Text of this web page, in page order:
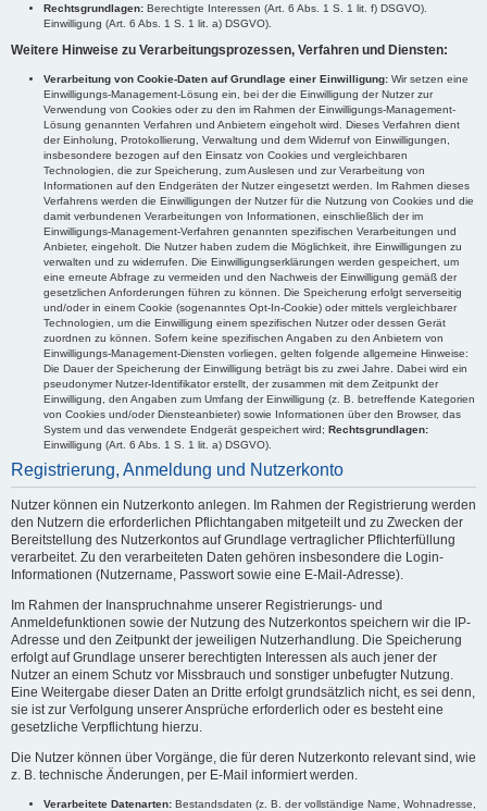
Rechtsgrundlagen: Berechtigte Interessen (Art. 6 Abs. 1 S. 1 lit. f) DSGVO).
Einwilligung (Art. 6 Abs. 1 S. 1 lit. a) DSGVO).
Weitere Hinweise zu Verarbeitungsprozessen, Verfahren und Diensten:
Verarbeitung von Cookie-Daten auf Grundlage einer Einwilligung: Wir setzen eine
Einwilligungs-Management-Lösung ein, bei der die Einwilligung der Nutzer zur
Verwendung von Cookies oder zu den im Rahmen der Einwilligungs-Management-
Lösung genannten Verfahren und Anbietern eingeholt wird. Dieses Verfahren dient
der Einholung, Protokollierung, Verwaltung und dem Widerruf von Einwilligungen,
insbesondere bezogen auf den Einsatz von Cookies und vergleichbaren
Technologien, die zur Speicherung, zum Auslesen und zur Verarbeitung von
Informationen auf den Endgeräten der Nutzer eingesetzt werden. Im Rahmen dieses
Verfahrens werden die Einwilligungen der Nutzer für die Nutzung von Cookies und die
damit verbundenen Verarbeitungen von Informationen, einschließlich der im
Einwilligungs-Management-Verfahren genannten spezifischen Verarbeitungen und
Anbieter, eingeholt. Die Nutzer haben zudem die Möglichkeit, ihre Einwilligungen zu
verwalten und zu widerrufen. Die Einwilligungserklärungen werden gespeichert, um
eine erneute Abfrage zu vermeiden und den Nachweis der Einwilligung gemäß der
gesetzlichen Anforderungen führen zu können. Die Speicherung erfolgt serverseitig
und/oder in einem Cookie (sogenanntes Opt-In-Cookie) oder mittels vergleichbarer
Technologien, um die Einwilligung einem spezifischen Nutzer oder dessen Gerät
zuordnen zu können. Sofern keine spezifischen Angaben zu den Anbietern von
Einwilligungs-Management-Diensten vorliegen, gelten folgende allgemeine Hinweise:
Die Dauer der Speicherung der Einwilligung beträgt bis zu zwei Jahre. Dabei wird ein
pseudonymer Nutzer-Identifikator erstellt, der zusammen mit dem Zeitpunkt der
Einwilligung, den Angaben zum Umfang der Einwilligung (z. B. betreffende Kategorien
von Cookies und/oder Diensteanbieter) sowie Informationen über den Browser, das
System und das verwendete Endgerät gespeichert wird; Rechtsgrundlagen:
Einwilligung (Art. 6 Abs. 1 S. 1 lit. a) DSGVO).
Registrierung, Anmeldung und Nutzerkonto
Nutzer können ein Nutzerkonto anlegen. Im Rahmen der Registrierung werden
den Nutzern die erforderlichen Pflichtangaben mitgeteilt und zu Zwecken der
Bereitstellung des Nutzerkontos auf Grundlage vertraglicher Pflichterfüllung
verarbeitet. Zu den verarbeiteten Daten gehören insbesondere die Login-
Informationen (Nutzername, Passwort sowie eine E-Mail-Adresse).
Im Rahmen der Inanspruchnahme unserer Registrierungs- und
Anmeldefunktionen sowie der Nutzung des Nutzerkontos speichern wir die IP-
Adresse und den Zeitpunkt der jeweiligen Nutzerhandlung. Die Speicherung
erfolgt auf Grundlage unserer berechtigten Interessen als auch jener der
Nutzer an einem Schutz vor Missbrauch und sonstiger unbefugter Nutzung.
Eine Weitergabe dieser Daten an Dritte erfolgt grundsätzlich nicht, es sei denn,
sie ist zur Verfolgung unserer Ansprüche erforderlich oder es besteht eine
gesetzliche Verpflichtung hierzu.
Die Nutzer können über Vorgänge, die für deren Nutzerkonto relevant sind, wie
z. B. technische Änderungen, per E-Mail informiert werden.
Verarbeitete Datenarten: Bestandsdaten (z. B. der vollständige Name, Wohnadresse,